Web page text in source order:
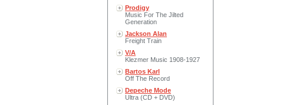
Prodigy
Music For The Jilted
Generation
Jackson Alan
Freight Train
V/A
Klezmer Music 1908-1927
Bartos Karl
Off The Record
Depeche Mode
Ultra (CD + DVD)